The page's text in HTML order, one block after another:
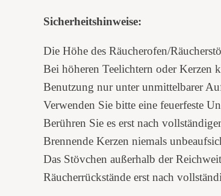
Sicherheitshinweise:
Die Höhe des Räucherofen/
Bei höheren Teelichtern oder Kerzen
Benutzung nur unter unmittelbarer
Verwenden Sie bitte eine feuerfeste
Berühren Sie es erst nach
Brennende Kerzen niemals
Das Stövchen außerhalb der
Räucherrückstände erst nach